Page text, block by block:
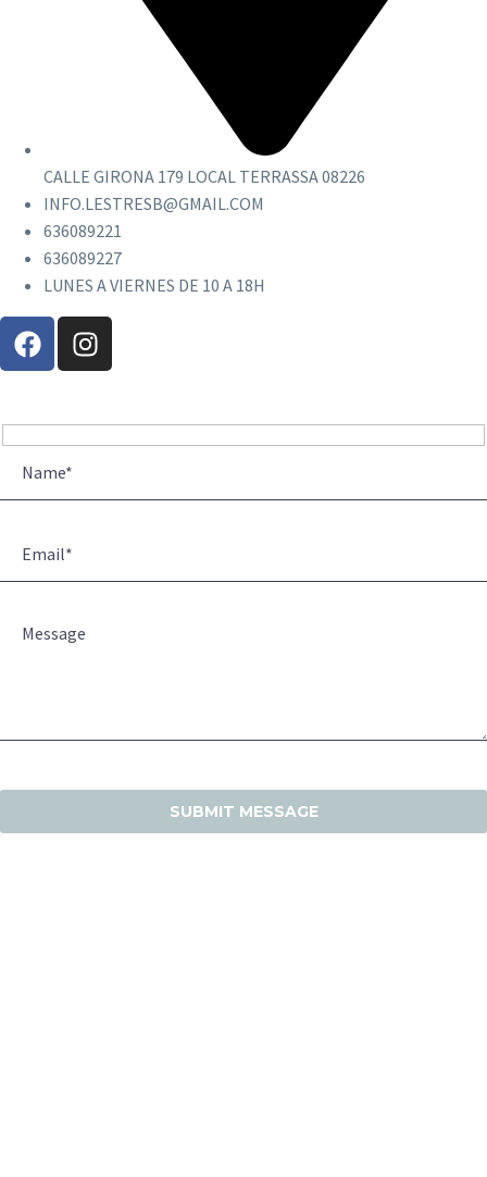
CALLE GIRONA 179 LOCAL TERRASSA 08226
INFO.LESTRESB@GMAIL.COM
636089221
636089227
LUNES A VIERNES DE 10 A 18H